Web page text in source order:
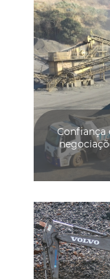
Confiança